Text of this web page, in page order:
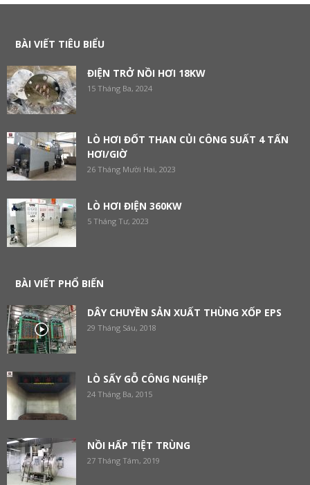
BÀI VIẾT TIÊU BIỂU
ĐIỆN TRỞ NỒI HƠI 18KW
15 Tháng Ba, 2024
LÒ HƠI ĐỐT THAN CỦI CÔNG SUẤT 4 TẤN
HƠI/GIỜ
26 Tháng Mười Hai, 2023
LÒ HƠI ĐIỆN 360KW
5 Tháng Tư, 2023
BÀI VIẾT PHỔ BIẾN
DÂY CHUYỀN SẢN XUẤT THÙNG XỐP EPS
29 Tháng Sáu, 2018
LÒ SẤY GỖ CÔNG NGHIỆP
24 Tháng Ba, 2015
NỒI HẤP TIỆT TRÙNG
27 Tháng Tám, 2019